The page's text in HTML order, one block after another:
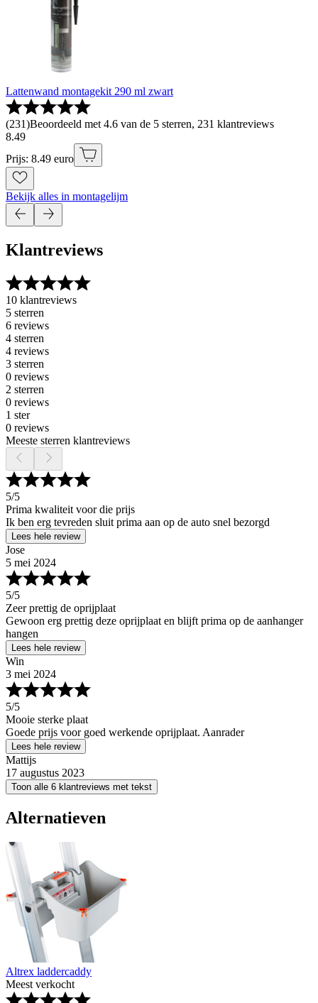
Lattenwand montagekit 290 ml zwart
(231)Beoordeeld met 4.6 van de 5 sterren, 231 klantreviews
8.49
Prijs: 8.49 euro
Bekijk alles in montagelijm
Klantreviews
10 klantreviews
5 sterren
6 reviews
4 sterren
4 reviews
3 sterren
0 reviews
2 sterren
0 reviews
1 ster
0 reviews
Meeste sterren klantreviews
5/5
Prima kwaliteit voor die prijs
Ik ben erg tevreden sluit prima aan op de auto snel bezorgd
Lees hele review
Jose
5 mei 2024
5/5
Zeer prettig de oprijplaat
Gewoon erg prettig deze oprijplaat en blijft prima op de aanhanger
hangen
Lees hele review
Win
3 mei 2024
5/5
Mooie sterke plaat
Goede prijs voor goed werkende oprijplaat. Aanrader
Lees hele review
Mattijs
17 augustus 2023
Toon alle 6 klantreviews met tekst
Alternatieven
Altrex laddercaddy
Meest verkocht